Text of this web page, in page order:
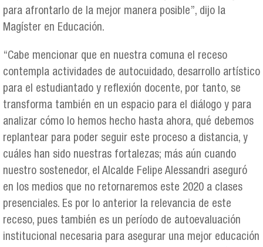
para afrontarlo de la mejor manera posible”, dijo la
Magíster en Educación.
“Cabe mencionar que en nuestra comuna el receso
contempla actividades de autocuidado, desarrollo artístico
para el estudiantado y reflexión docente, por tanto, se
transforma también en un espacio para el diálogo y para
analizar cómo lo hemos hecho hasta ahora, qué debemos
replantear para poder seguir este proceso a distancia, y
cuáles han sido nuestras fortalezas; más aún cuando
nuestro sostenedor, el Alcalde Felipe Alessandri aseguró
en los medios que no retornaremos este 2020 a clases
presenciales. Es por lo anterior la relevancia de este
receso, pues también es un período de autoevaluación
institucional necesaria para asegurar una mejor educación